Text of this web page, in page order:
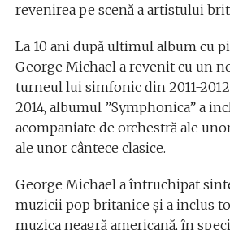
revenirea pe scenă a artistului
La 10 ani după ultimul album cu
George Michael a revenit cu un
turneul lui simfonic din 2011-
2014, albumul ”Symphonica” a
acompaniate de orchestră ale
ale unor cântece clasice.
George Michael a întruchipat
muzicii pop britanice şi a inclus
muzica neagră americană, în